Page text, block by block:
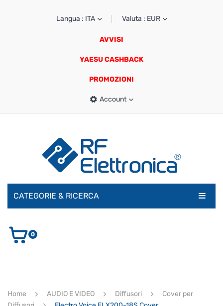
Langua : ITA Valuta : EUR
AVVISI
YAESU CASHBACK
PROMOZIONI
Account
CATEGORIE & RICERCA
AUDIO E VIDEO
ULTIMI ARRIVI
0
Home AUDIO E VIDEO Diffusori
Cover per